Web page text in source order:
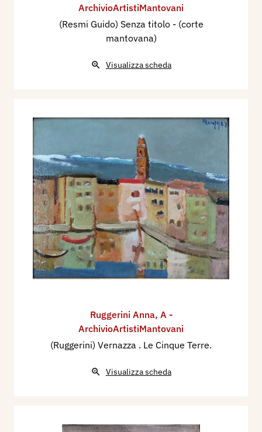
ArchivioArtistiMantovani
(Resmi Guido) Senza titolo - (corte
mantovana)
Visualizza scheda
Ruggerini Anna, A -
ArchivioArtistiMantovani
(Ruggerini) Vernazza . Le Cinque Terre.
Visualizza scheda